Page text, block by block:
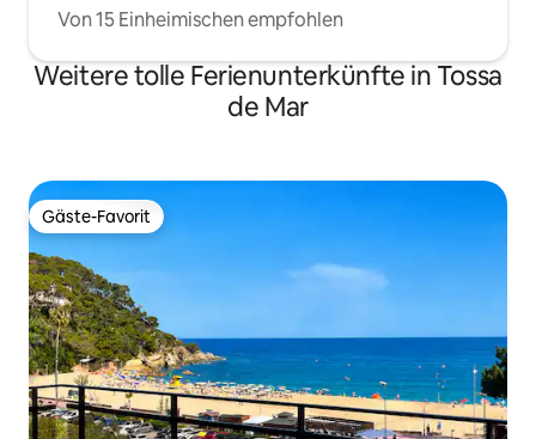
Von 15 Einheimischen empfohlen
Weitere tolle Ferienunterkünfte in Tossa
de Mar
Gäste-Favorit
Gäste-Favorit